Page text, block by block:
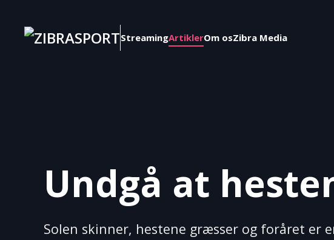
Skip to main content
StreamingArtiklerOm osZibra Media
Undgå at
Solen skinner, hestene græsser og foråret er